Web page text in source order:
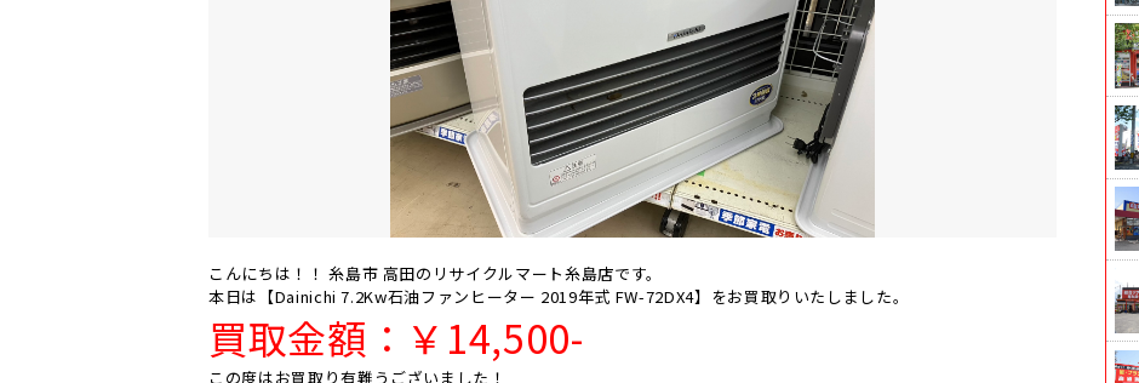
こんにちは！！ 糸島市 高田のリサイクルマート糸島店です。
本日は【Dainichi 7.2Kw石油ファンヒーター 2019年式 FW-72DX4】をお買取りいたしました。
買取金額：￥14,500-
この度はお買取り有難うございました！